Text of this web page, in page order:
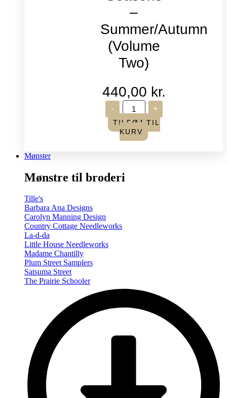
–
Summer/Autumn
(Volume
Two)
440,00 kr.
-
Life
in
Seasons
-
Summer/Autumn
+
TILFØJ TIL
KURV
Mønster
Mønstre til broderi
Tille's
Barbara Ana Designs
Carolyn Manning Design
Country Cottage Needleworks
La-d-da
Little House Needleworks
Madame Chantilly
Plum Street Samplers
Satsuma Street
The Prairie Schooler